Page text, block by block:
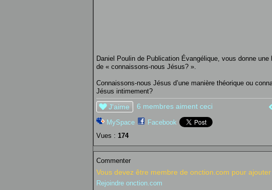
Daniel Poulin de Publication Évangélique, vous donne une
de « connaissons-nous Jésus? ».
Connaissons-nous Jésus d’une manière théorique ou
Jésus intimement?
J'aime 6 membres aiment ceci
MySpace
Facebook
Vues : 174
Commenter
Vous devez être membre de onction.com pour
Rejoindre onction.com